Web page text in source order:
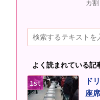
カ
よく読まれている記
ド
座